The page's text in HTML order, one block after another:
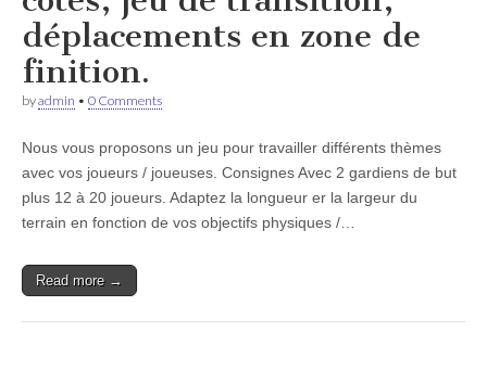
déplacements en zone de
finition.
byadmin • 0 Comments
Nous vous proposons un jeu pour travailler différents thèmes
avec vos joueurs / joueuses. Consignes Avec 2 gardiens de but
plus 12 à 20 joueurs. Adaptez la longueur er la largeur du
terrain en fonction de vos objectifs physiques /…
Read more →